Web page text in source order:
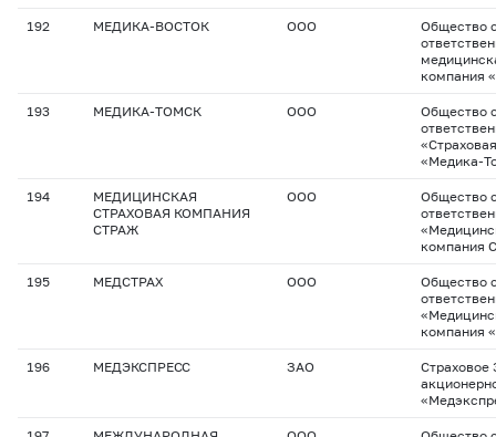
192 МЕДИКА-ВОСТОК ООО
Общество
компания
193 МЕДИКА-ТОМСК ООО
Общество
«Медика-
194
МЕДИЦИНСКАЯ
СТРАХОВАЯ КОМПАНИЯ
СТРАЖ
ООО
Общество
компания
195 МЕДСТРАХ ООО
Общество
компания
196 МЕДЭКСПРЕСС ЗАО
Страховое